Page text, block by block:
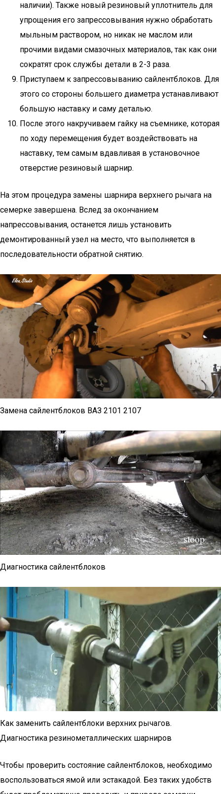
наличии). Также новый резиновый уплотнитель для
упрощения его запрессовывания нужно обработать
мыльным раствором, но никак не маслом или
прочими видами смазочных материалов, так как они
сократят срок службы детали в 2-3 раза.
Приступаем к запрессовыванию сайлентблоков. Для
этого со стороны большего диаметра устанавливают
большую наставку и саму деталью.
После этого накручиваем гайку на съемнике, которая
по ходу перемещения будет воздействовать на
наставку, тем самым вдавливая в установочное
отверстие резиновый шарнир.
На этом процедура замены шарнира верхнего рычага на
семерке завершена. Вслед за окончанием
напрессовывания, останется лишь установить
демонтированный узел на место, что выполняется в
последовательности обратной снятию.
Замена сайлентблоков ВАЗ 2101 2107
Диагностика сайлентблоков
Как заменить сайлентблоки верхних рычагов.
Диагностика резинометаллических шарниров
Чтобы проверить состояние сайлентблоков, необходимо
воспользоваться ямой или эстакадой. Без таких удобств